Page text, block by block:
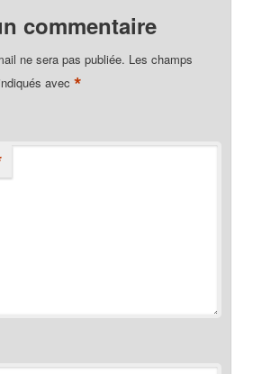
commentaire
ne sera pas publiée. Les champs
avec*